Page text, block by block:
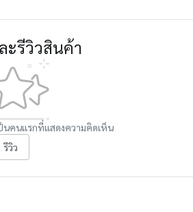
รีวิวสินค้า
นคนแรกที่แสดงความคิดเห็น
รีวิว